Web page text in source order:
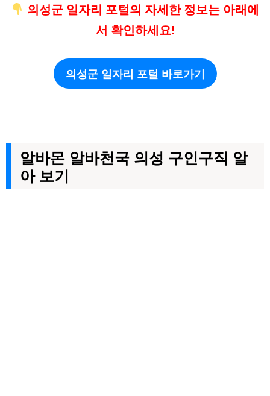
의성군 일자리 포털의 자세한 정보는 아래에
서 확인하세요!
의성군 일자리 포털 바로가기
알바몬 알바천국 의성 구인구직 알
아 보기